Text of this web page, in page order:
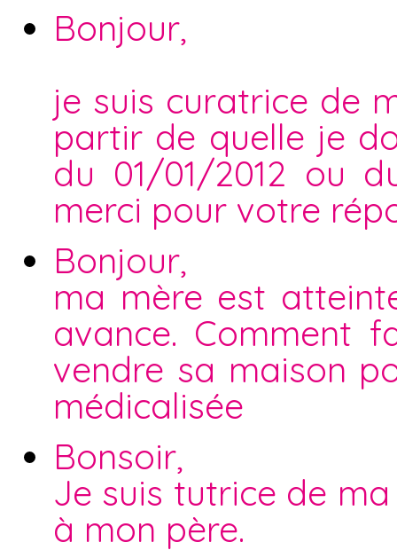
Bonjour,
je suis curatrice de
partir de quelle je
du 01/01/2012 ou
merci pour votre
Bonjour,
ma mère est
avance. Comment
vendre sa maison
médicalisée
Bonsoir,
Je suis tutrice de
à mon père.